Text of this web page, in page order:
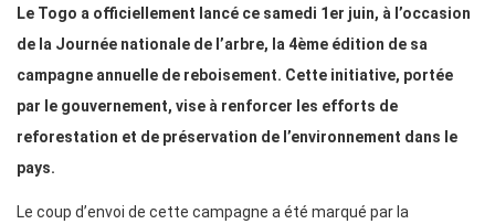
Le Togo a officiellement lancé ce samedi 1er juin, à l’occasion
de la Journée nationale de l’arbre, la 4ème édition de sa
campagne annuelle de reboisement. Cette initiative, portée
par le gouvernement, vise à renforcer les efforts de
reforestation et de préservation de l’environnement dans le
pays.
Le coup d’envoi de cette campagne a été marqué par la